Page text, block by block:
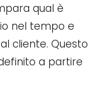
qual è
nel tempo e
cliente. Questo
a partire